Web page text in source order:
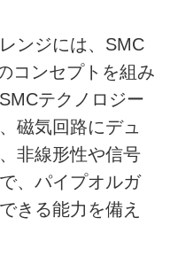
ンジには、SMC
コンセプトを組み
テクノロジー
磁気回路にデュ
非線形性や信号
、パイプオルガ
きる能力を備え